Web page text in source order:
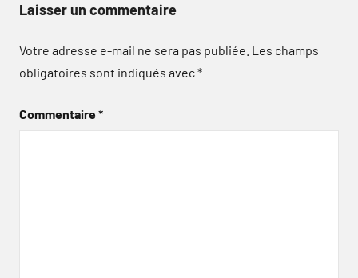
Laisser un commentaire
Votre adresse e-mail ne sera pas publiée. Les champs
obligatoires sont indiqués avec*
Commentaire*